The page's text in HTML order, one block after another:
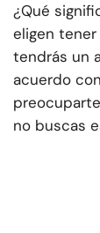
¿Qué
eligen tener
tendrás un
acuerdo
no buscas